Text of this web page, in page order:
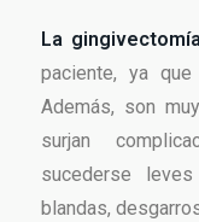
La
paciente, ya
Además, son
surjan
sucederse
blandas,